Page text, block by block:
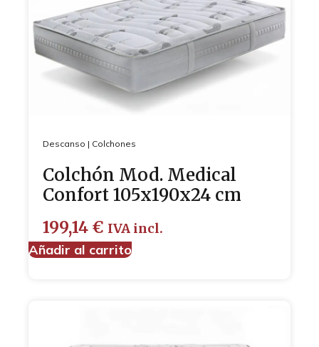
Descanso | Colchones
Colchón Mod. Medical
Confort 105x190x24 cm
199,14 € IVA incl.
Añadir al carrito